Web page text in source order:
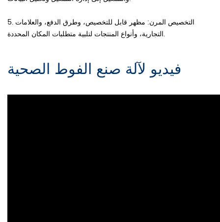
5. التخصيص المرن: مظهر قابل للتخصيص، وطرق الدفع، والعلامات
التجارية، وأنواع المنتجات لتلبية متطلبات المكان المحددة.
فيديو لآلة صنع الفوط الصحية